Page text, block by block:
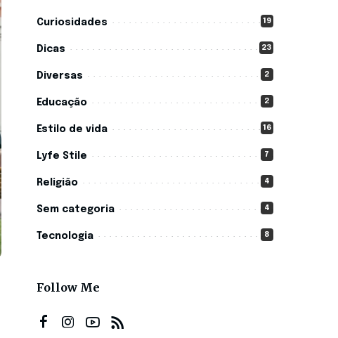
Curiosidades 19
Dicas 23
Diversas 2
Educação 2
Estilo de vida 16
Lyfe Stile 7
Religião 4
Sem categoria 4
Tecnologia 8
Follow Me